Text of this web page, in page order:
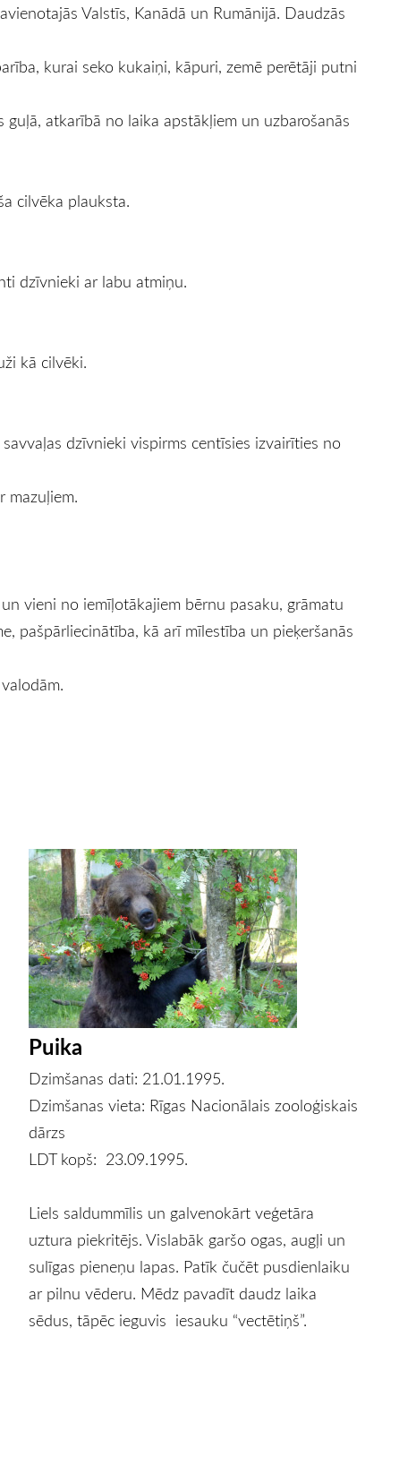
Valstīs, Kanādā un Rumānijā. Daudzās
kurai seko kukaiņi, kāpuri, zemē perētāji putni
atkarībā no laika apstākļiem un uzbarošanās
cilvēka plauksta.
dzīvnieki ar labu atmiņu.
kā cilvēki.
dzīvnieki vispirms centīsies izvairīties no
mazuļiem.
vieni no iemīļotākajiem bērnu pasaku, grāmatu
pašpārliecinātība, kā arī mīlestība un pieķeršanās
Puika
Dzimšanas dati: 21.01.1995.
Dzimšanas vieta: Rīgas Nacionālais zooloģiskais
dārzs
LDT kopš: 23.09.1995.
Liels saldummīlis un galvenokārt veģetāra
uztura piekritējs. Vislabāk garšo ogas, augļi un
sulīgas pieneņu lapas. Patīk čučēt pusdienlaiku
ar pilnu vēderu. Mēdz pavadīt daudz laika
sēdus, tāpēc ieguvis iesauku “vectētiņš”.